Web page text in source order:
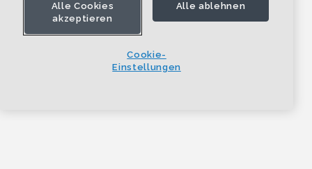
Alle Cookies
akzeptieren
Alle ablehnen
Cookie-
Einstellungen